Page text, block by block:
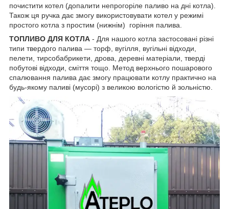
почистити котел (допалити непрогоріле паливо на дні котла).
Також ця ручка дає змогу використовувати котел у режимі
простого котла з простим (нижнім) горіння палива.
ТОПЛИВО ДЛЯ КОТЛА - Для нашого котла застосовані різні
типи твердого палива — торф, вугілля, вугільні відходи,
пелети, тирсобабрикети, дрова, деревні матеріали, тверді
побутові відходи, сміття тощо. Метод верхнього пошарового
спалювання палива дає змогу працювати котлу практично на
будь-якому паливі (мусорі) з великою вологістю й зольністю.